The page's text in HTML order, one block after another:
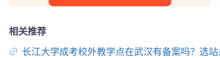
相关推荐
长江大学成考校外教学点在武汉有备案吗？选